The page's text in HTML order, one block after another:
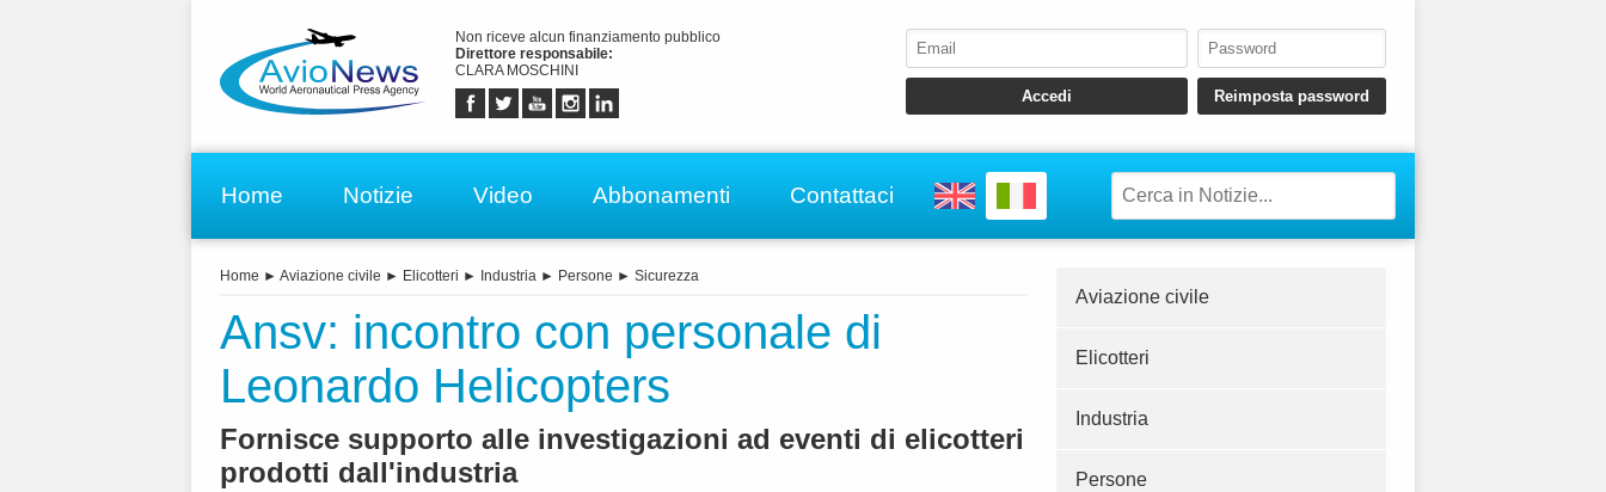
Non riceve alcun finanziamento pubblico
Direttore responsabile:
CLARA MOSCHINI
Home Notizie Video Abbonamenti Contattaci
Home ► Aviazione civile ► Elicotteri ► Industria ► Persone ► Sicurezza
Ansv: incontro con personale di
Leonardo Helicopters
Fornisce supporto alle investigazioni ad eventi di elicotteri
prodotti dall'industria
Aviazione civile
Elicotteri
Industria
Persone